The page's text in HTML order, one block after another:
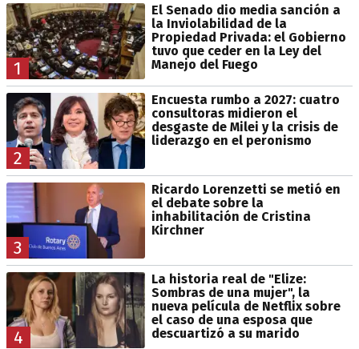
1
El Senado dio media sanción a
la Inviolabilidad de la
Propiedad Privada: el Gobierno
tuvo que ceder en la Ley del
Manejo del Fuego
2
Encuesta rumbo a 2027: cuatro
consultoras midieron el
desgaste de Milei y la crisis de
liderazgo en el peronismo
3
Ricardo Lorenzetti se metió en
el debate sobre la
inhabilitación de Cristina
Kirchner
4
La historia real de "Elize:
Sombras de una mujer", la
nueva película de Netflix sobre
el caso de una esposa que
descuartizó a su marido